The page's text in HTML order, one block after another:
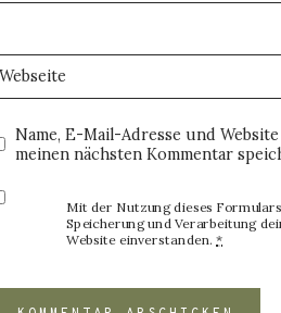
Webseite
Name, E-Mail-Adresse und
meinen nächsten Kommentar
Mit der Nutzung dieses
Speicherung und Verarbeitung
Website einverstanden.*